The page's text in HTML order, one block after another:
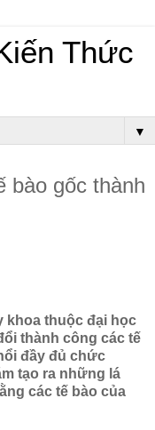
Thức
▼
bào gốc thành
khoa thuộc đại học
thành công các tế
đầy đủ chức
tạo ra những lá
các tế bào của